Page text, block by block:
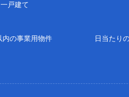
戸建て
内の事業用物件
日当たり